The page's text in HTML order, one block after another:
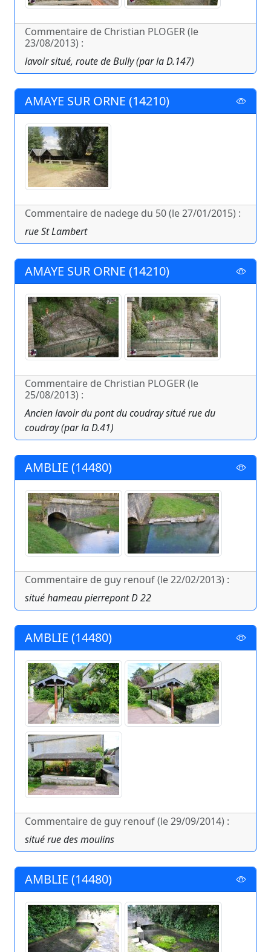
Commentaire de Christian PLOGER (le
23/08/2013) :
lavoir situé, route de Bully (par la D.147)
AMAYE SUR ORNE (14210)
Commentaire de nadege du 50 (le 27/01/2015) :
rue St Lambert
AMAYE SUR ORNE (14210)
Commentaire de Christian PLOGER (le
25/08/2013) :
Ancien lavoir du pont du coudray situé rue du
coudray (par la D.41)
AMBLIE (14480)
Commentaire de guy renouf (le 22/02/2013) :
situé hameau pierrepont D 22
AMBLIE (14480)
Commentaire de guy renouf (le 29/09/2014) :
situé rue des moulins
AMBLIE (14480)